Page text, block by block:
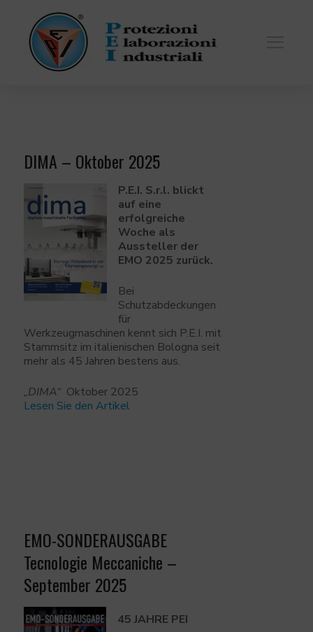
DIMA – Oktober 2025
P.E.I. S.r.l. blickt
auf eine
erfolgreiche
Woche als
Aussteller der
EMO 2025 zurück.
Bei
Schutzabdeckungen
für
Werkzeugmaschinen kennt sich P.E.I. mit
Stammsitz im italienischen Bologna seit
mehr als 45 Jahren bestens aus.
„DIMA“Oktober 2025
Lesen Sie den Artikel
EMO-SONDERAUSGABE
Tecnologie Meccaniche –
September 2025
45 JAHRE PEI